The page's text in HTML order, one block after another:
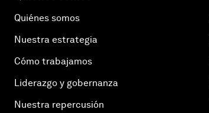
Quiénes somos
Nuestra estrategia
Cómo trabajamos
Liderazgo y gobernanza
Nuestra repercusión